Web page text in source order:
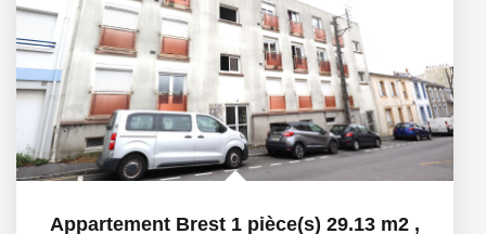
Appartement Brest 1 pièce(s) 29.13 m2 ,